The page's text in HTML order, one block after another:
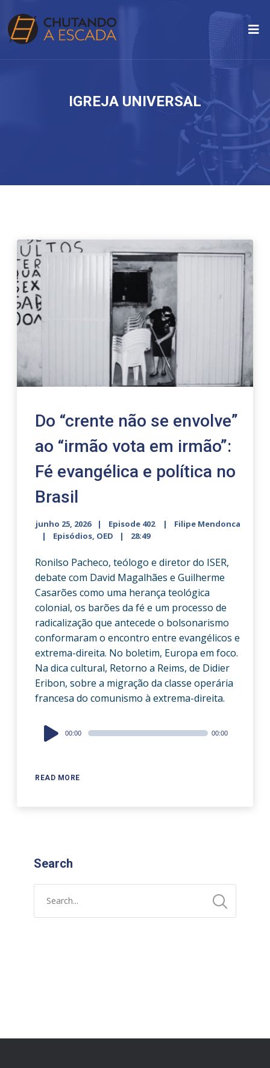
IGREJA UNIVERSAL
Do “crente não se envolve”
ao “irmão vota em irmão”:
Fé evangélica e política no
Brasil
junho 25, 2026 Episode 402
Filipe Mendonca
Episódios, OED 28:49
Ronilso Pacheco, teólogo e diretor do ISER,
debate com David Magalhães e Guilherme
Casarões como uma herança teológica
colonial, os barões da fé e um processo de
radicalização que antecede o bolsonarismo
conformaram o encontro entre evangélicos e
extrema-direita. No boletim, Europa em foco.
Na dica cultural, Retorno a Reims, de Didier
Eribon, sobre a migração da classe operária
francesa do comunismo à extrema-direita.
READ MORE
Audio
Player
00:00 00:00
Search